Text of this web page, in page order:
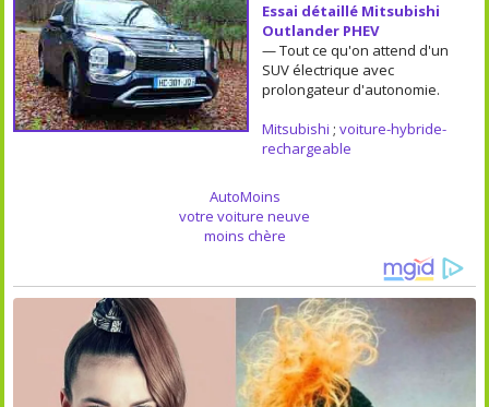
Essai détaillé Mitsubishi
Outlander PHEV
— Tout ce qu'on attend d'un
SUV électrique avec
prolongateur d'autonomie.
Mitsubishi ; voiture-hybride-
rechargeable
AutoMoins
votre voiture neuve
moins chère